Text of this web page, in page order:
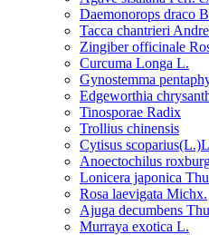
Daemonorops draco
Tacca chantrieri
Zingiber officinale
Curcuma Longa L.
Gynostemma
Edgeworthia
Tinosporae Radix
Trollius chinensis
Cytisus
Anoectochilus
Lonicera japonica
Rosa laevigata Michx.
Ajuga decumbens
Murraya exotica L.